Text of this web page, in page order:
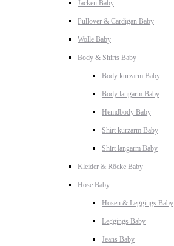
Jacken Baby
Pullover & Cardigan Baby
Wolle Baby
Body & Shirts Baby
Body kurzarm Baby
Body langarm Baby
Hemdbody Baby
Shirt kurzarm Baby
Shirt langarm Baby
Kleider & Röcke Baby
Hose Baby
Hosen & Leggings Baby
Leggings Baby
Jeans Baby